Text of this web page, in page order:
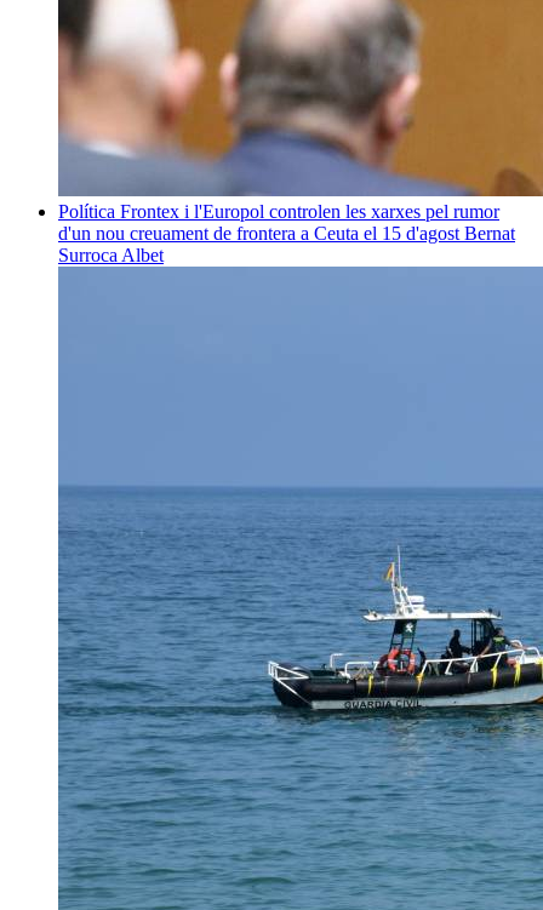
Política Frontex i l'Europol controlen les xarxes pel rumor
d'un nou creuament de frontera a Ceuta el 15 d'agost Bernat
Surroca Albet